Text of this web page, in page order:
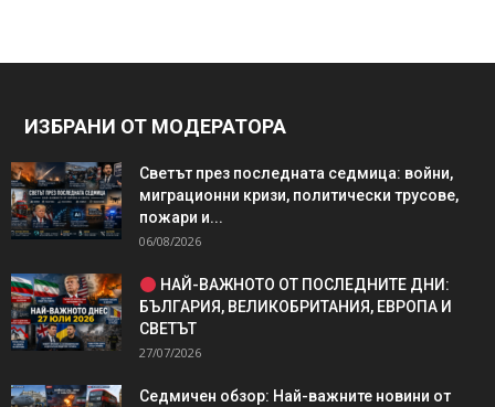
ИЗБРАНИ ОТ МОДЕРАТОРА
Светът през последната седмица: войни,
миграционни кризи, политически трусове,
пожари и...
06/08/2026
НАЙ-ВАЖНОТО ОТ ПОСЛЕДНИТЕ ДНИ:
БЪЛГАРИЯ, ВЕЛИКОБРИТАНИЯ, ЕВРОПА И
СВЕТЪТ
27/07/2026
Седмичен обзор: Най-важните новини от